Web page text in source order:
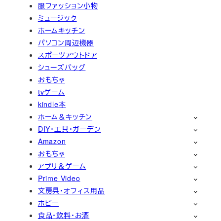
服ファッション小物
ミュージック
ホームキッチン
パソコン周辺機器
スポーツアウトドア
シューズバッグ
おもちゃ
tvゲーム
kindle本
ホーム＆キッチン
DIY・工具・ガーデン
Amazon
おもちゃ
アプリ＆ゲーム
Prime Video
文房具・オフィス用品
ホビー
食品・飲料・お酒